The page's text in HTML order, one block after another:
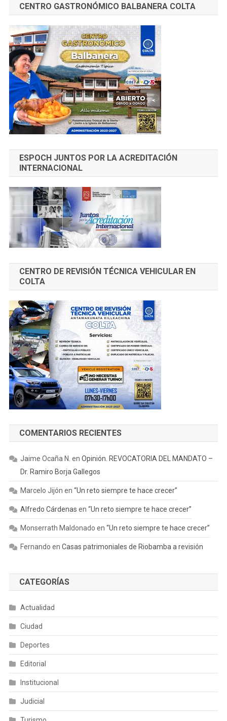
CENTRO GASTRONÓMICO BALBANERA COLTA
ESPOCH JUNTOS POR LA ACREDITACIÓN
INTERNACIONAL
CENTRO DE REVISIÓN TÉCNICA VEHICULAR EN
COLTA
COMENTARIOS RECIENTES
Jaime Ocaña N. en Opinión. REVOCATORIA DEL MANDATO –
Dr. Ramiro Borja Gallegos
Marcelo Jijón en “Un reto siempre te hace crecer”
Alfredo Cárdenas en “Un reto siempre te hace crecer”
Monserrath Maldonado en “Un reto siempre te hace crecer”
Fernando en Casas patrimoniales de Riobamba a revisión
CATEGORÍAS
Actualidad
Ciudad
Deportes
Editorial
Institucional
Judicial